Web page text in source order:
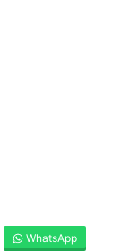
WhatsApp